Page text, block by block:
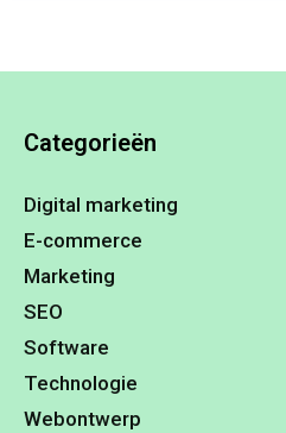
Categorieën
Digital marketing
E-commerce
Marketing
SEO
Software
Technologie
Webontwerp